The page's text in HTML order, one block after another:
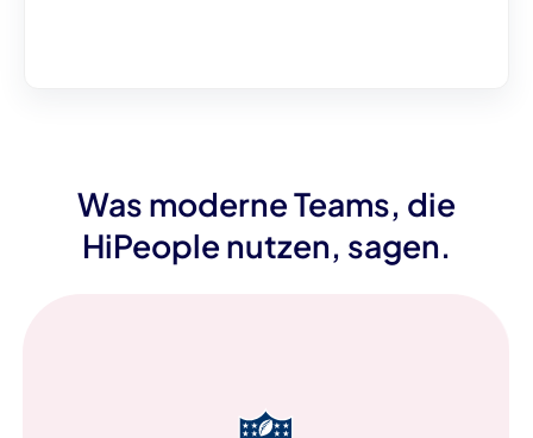
Was moderne Teams, die
HiPeople nutzen, sagen.